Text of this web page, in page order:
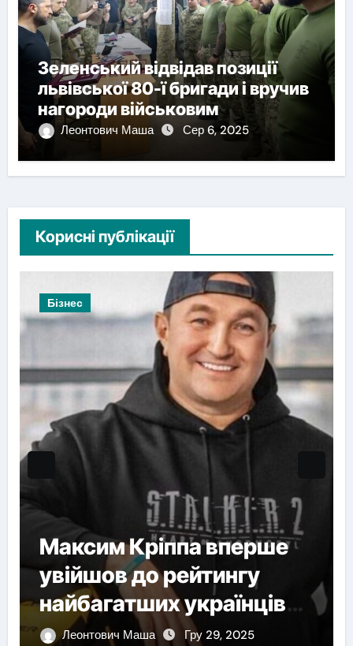
Зеленський відвідав позиції
львівської 80-ї бригади і вручив
нагороди військовим
Леонтович Маша Сер 6, 2025
Корисні публікації
Кріппа вперше
до рейтингу
українців
Леонтович Маша Гру 29, 2025